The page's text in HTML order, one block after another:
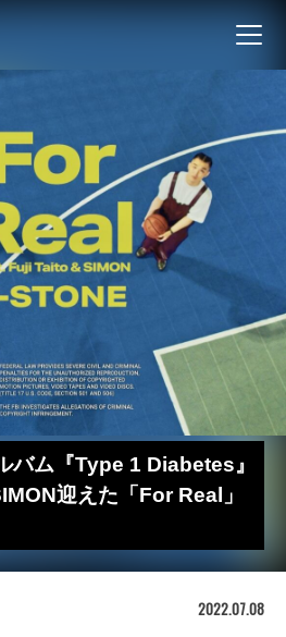
バム『Type 1 Diabetes』
迎えた「For Real」
2022.07.08